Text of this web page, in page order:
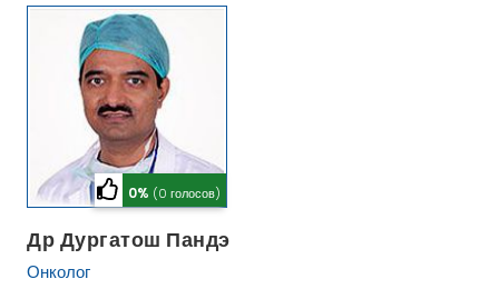
0% (0 голосов)
Др Дургатош Пандэ
Онколог